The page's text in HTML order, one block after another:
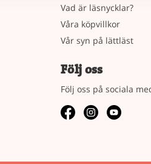
Vad är läsnycklar?
Våra köpvillkor
Vår syn på lättläst
Följ oss
Följ oss på sociala